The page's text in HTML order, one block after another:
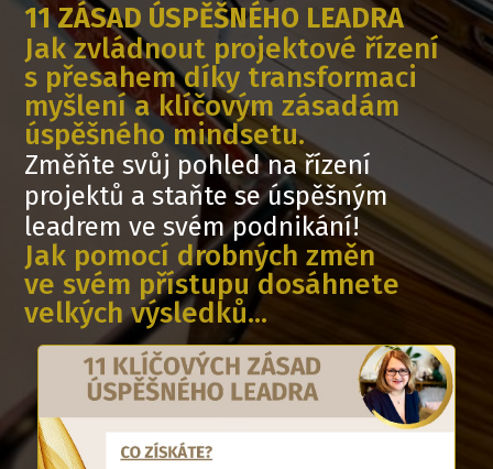
11 ZÁSAD ÚSPĚŠNÉHO LEADRA
Jak zvládnout projektové řízení
s přesahem díky transformaci
myšlení a klíčovým zásadám
úspěšného mindsetu.
Změňte svůj pohled na řízení
projektů a staňte se úspěšným
leadrem ve svém podnikání!
Jak pomocí drobných změn
ve svém přístupu dosáhnete
velkých výsledků...